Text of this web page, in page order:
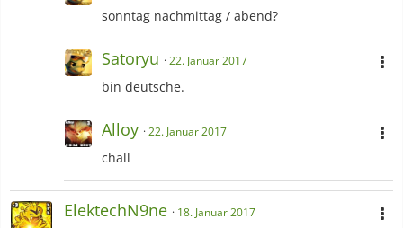
sonntag nachmittag / abend?
Satoryu 22. Januar 2017
bin deutsche.
Alloy 22. Januar 2017
chall
ElektechN9ne 18. Januar 2017